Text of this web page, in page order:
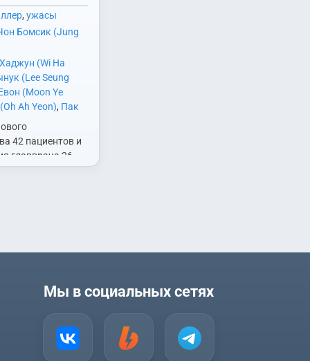
,ужасы
Бомсик (Jung
(Wi Ha
(Lee Seung
(Moon Ye
Ah Yeon), Пак
A)
Пак Сонхун
Чо Джэюн
42 пациентов и
главврача 26
Мы в социальных сетях